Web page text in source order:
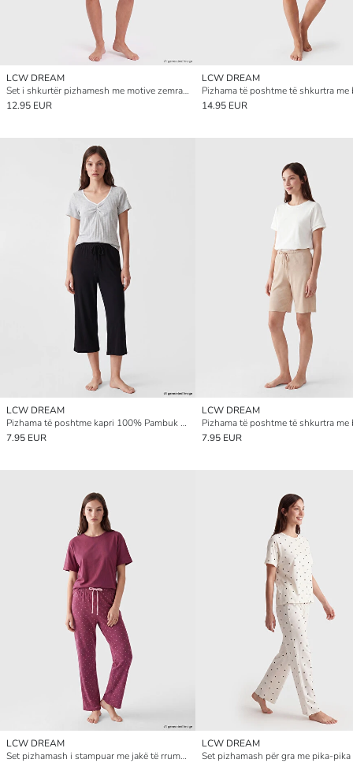
LCW DREAM
Set i shkurtër pizhamesh me motive zemrash për gra
12.95 EUR
LCW DREAM
14.95 EUR
LCW DREAM
Pizhama të poshtme kapri 100% Pambuk për gra
7.95 EUR
LCW DREAM
7.95 EUR
LCW DREAM
Set pizhamash i stampuar me jakë të rrumbullakët për gra
LCW DREAM